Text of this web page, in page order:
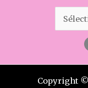
Copyright ©